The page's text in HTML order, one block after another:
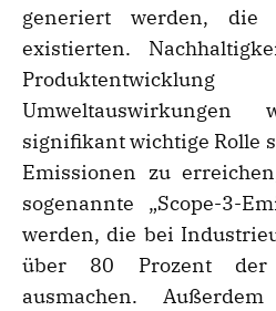
generiert werden,
existierten.
signifikant wichtige Rolle
Emissionen zu
sogenannte „Scope-3-
werden, die bei
über 80 Prozent der
ausmachen.